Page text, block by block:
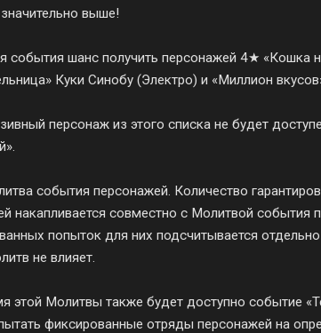
выше!
события шанс получить персонажей 4★ «Кошка
Куки Синобу (Электро) и «Миллион
персонаж из этого списка не будет
события персонажей. Количество
накапливается совместно с Молитвой события
попыток для них подсчитывается
не влияет.
этой Молитвы также будет доступно событие
фиксированные отряды персонажей на